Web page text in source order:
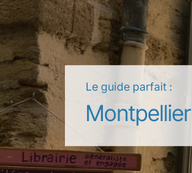
LuxairTours
Le guide parfait :
Montpellier